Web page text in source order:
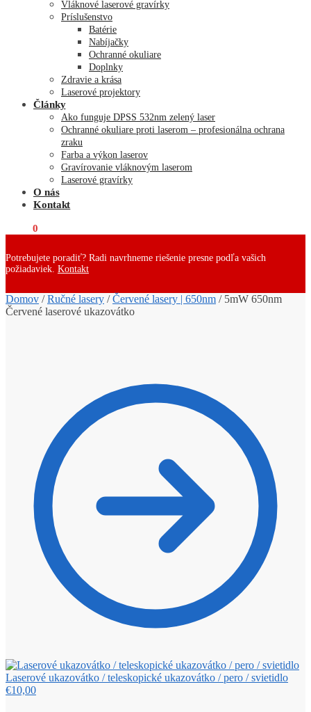
Vláknové laserové gravírky
Príslušenstvo
Batérie
Nabíjačky
Ochranné okuliare
Doplnky
Zdravie a krása
Laserové projektory
Články
Ako funguje DPSS 532nm zelený laser
Ochranné okuliare proti laserom – profesionálna ochrana
zraku
Farba a výkon laserov
Gravírovanie vláknovým laserom
Laserové gravírky
O nás
Kontakt
0
Potrebujete poradiť? Radi navrhneme riešenie presne podľa vašich
požiadaviek. Kontakt
Domov /Ručné lasery /Červené lasery | 650nm / 5mW 650nm
Červené laserové ukazovátko
Laserové ukazovátko / teleskopické ukazovátko / pero / svietidlo
€10,00